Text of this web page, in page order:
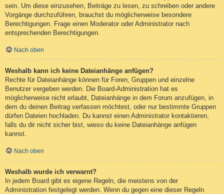
sein. Um diese einzusehen, Beiträge zu lesen, zu schreiben oder andere
Vorgänge durchzuführen, brauchst du möglicherweise besondere
Berechtigungen. Frage einen Moderator oder Administrator nach
entsprechenden Berechtigungen.
Nach oben
Weshalb kann ich keine Dateianhänge anfügen?
Rechte für Dateianhänge können für Foren, Gruppen und einzelne
Benutzer vergeben werden. Die Board-Administration hat es
möglicherweise nicht erlaubt, Dateianhänge in dem Forum anzufügen, in
dem du deinen Beitrag verfassen möchtest, oder nur bestimmte Gruppen
dürfen Dateien hochladen. Du kannst einen Administrator kontaktieren,
falls du dir nicht sicher bist, wieso du keine Dateianhänge anfügen
kannst.
Nach oben
Weshalb wurde ich verwarnt?
In jedem Board gibt es eigene Regeln, die meistens von der
Administration festgelegt werden. Wenn du gegen eine dieser Regeln